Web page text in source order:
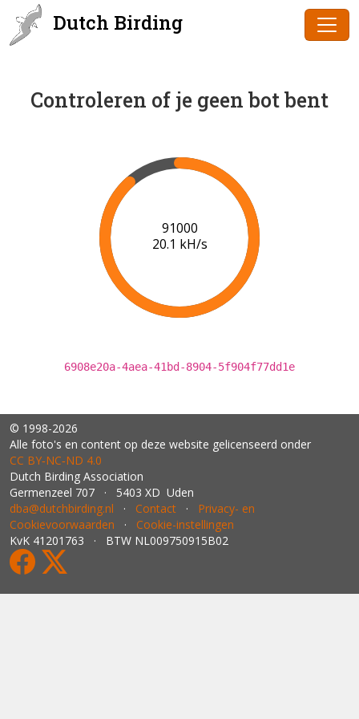
Dutch Birding
Controleren of je geen bot bent
91000
20.1 kH/s
6908e20a-4aea-41bd-8904-5f904f77dd1e
© 1998-2026
Alle foto's en content op deze website gelicenseerd onder
CC BY‑NC‑ND 4.0
Dutch Birding Association
Germenzeel 707 · 5403 XD Uden
dba@dutchbirding.nl · Contact · Privacy- en
Cookievoorwaarden · Cookie-instellingen
KvK 41201763 · BTW NL009750915B02